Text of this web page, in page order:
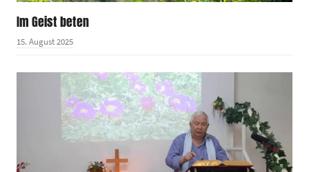
Im Geist beten
15. August 2025